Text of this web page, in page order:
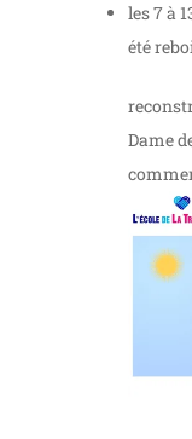
les 7 à
été
Dame